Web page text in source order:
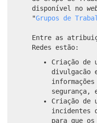
disponível no
"Grupos de
Entre as
Redes estão:
Criação de
divulgacão
segurança,
Criação de
incidentes
para que os